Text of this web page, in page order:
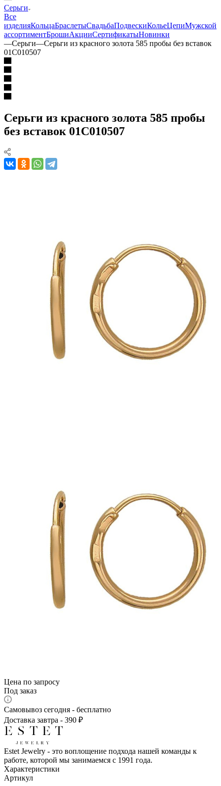
Серьги
Все
изделияКольцаБраслетыСвадьбаПодвескиКольеЦепиМужской
ассортиментБрошиАкцииСертификатыНовинки
—Серьги—Серьги из красного золота 585 пробы без вставок
01С010507
Серьги из красного золота 585 пробы
без вставок 01С010507
Цена по запросу
Под заказ
Самовывоз сегодня - бесплатно
Доставка завтра - 390 ₽
Estet Jewelry - это воплощение подхода нашей команды к
работе, которой мы занимаемся с 1991 года.
Характеристики
Артикул